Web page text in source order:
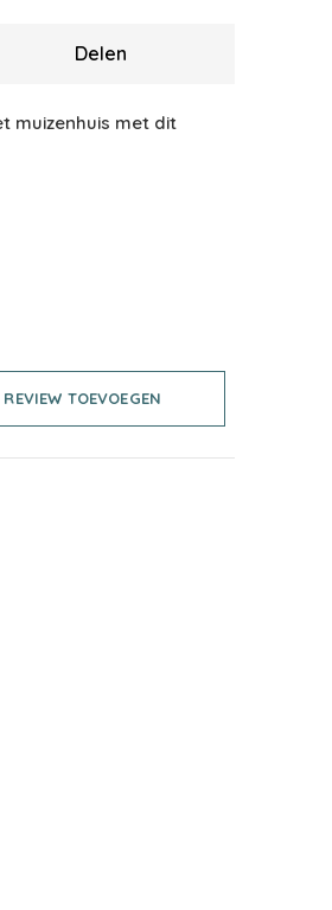
Delen
muizenhuis met dit
REVIEW TOEVOEGEN